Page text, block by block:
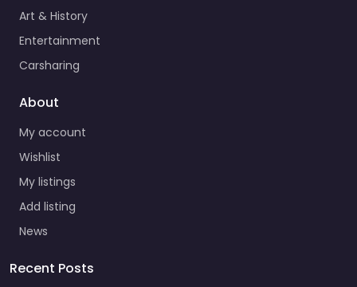
Art & History
Entertainment
Carsharing
About
My account
Wishlist
My listings
Add listing
News
Recent Posts